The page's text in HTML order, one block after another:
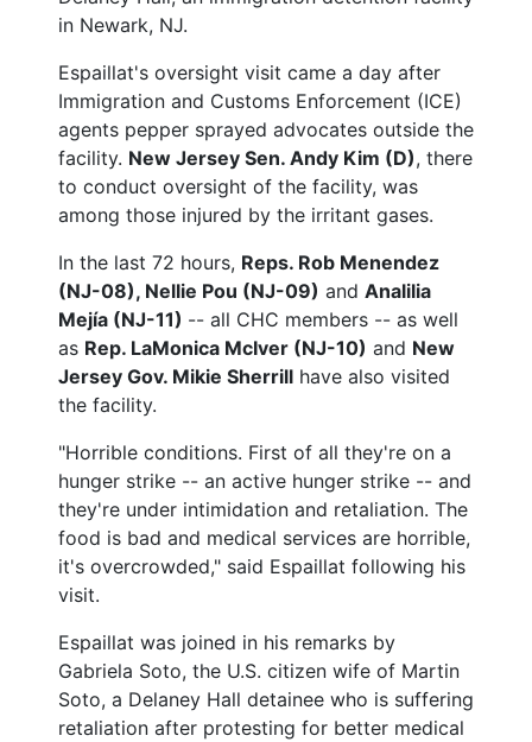
in Newark, NJ.
Espaillat's oversight visit came a day after
Immigration and Customs Enforcement (ICE)
agents pepper sprayed advocates outside the
facility. New Jersey Sen. Andy Kim (D), there
to conduct oversight of the facility, was
among those injured by the irritant gases.
In the last 72 hours, Reps. Rob Menendez
(NJ-08), Nellie Pou (NJ-09) and Analilia
Mejía (NJ-11) -- all CHC members -- as well
as Rep. LaMonica McIver (NJ-10) and New
Jersey Gov. Mikie Sherrillhave also visited
the facility.
"Horrible conditions. First of all they're on a
hunger strike -- an active hunger strike -- and
they're under intimidation and retaliation. The
food is bad and medical services are horrible,
it's overcrowded," said Espaillat following his
visit.
Espaillat was joined in his remarks by
Gabriela Soto, the U.S. citizen wife of Martin
Soto, a Delaney Hall detainee who is suffering
retaliation after protesting for better medical